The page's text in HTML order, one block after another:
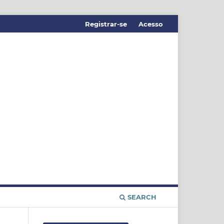
SEARCH
Registrar-se Acesso